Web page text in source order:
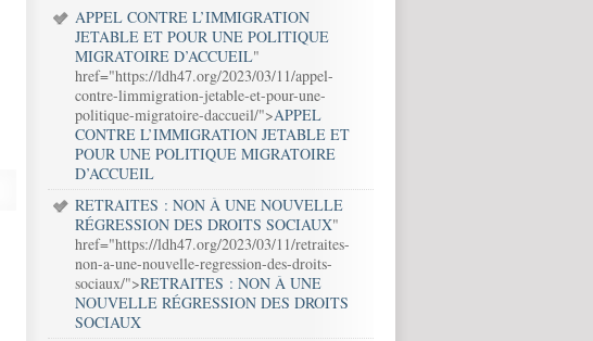
APPEL CONTRE L’IMMIGRATION
JETABLE ET POUR UNE POLITIQUE
MIGRATOIRE D’ACCUEIL"
href="https://ldh47.org/2023/03/11/appel-
contre-limmigration-jetable-et-pour-une-
politique-migratoire-daccueil/">APPEL
CONTRE L’IMMIGRATION JETABLE ET
POUR UNE POLITIQUE MIGRATOIRE
D’ACCUEIL
RETRAITES : NON À UNE NOUVELLE
RÉGRESSION DES DROITS SOCIAUX"
href="https://ldh47.org/2023/03/11/retraites-
non-a-une-nouvelle-regression-des-droits-
sociaux/">RETRAITES : NON À UNE
NOUVELLE RÉGRESSION DES DROITS
SOCIAUX